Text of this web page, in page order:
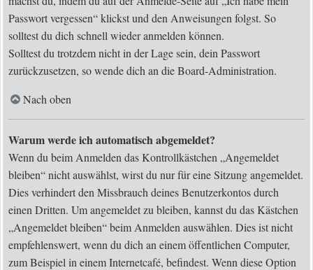
Passwort vergessen“ klickst und den Anweisungen folgst. So
solltest du dich schnell wieder anmelden können.
Solltest du trotzdem nicht in der Lage sein, dein Passwort
zurückzusetzen, so wende dich an die Board-Administration.
Nach oben
Warum werde ich automatisch abgemeldet?
Wenn du beim Anmelden das Kontrollkästchen „Angemeldet
bleiben“ nicht auswählst, wirst du nur für eine Sitzung angemeldet.
Dies verhindert den Missbrauch deines Benutzerkontos durch
einen Dritten. Um angemeldet zu bleiben, kannst du das Kästchen
„Angemeldet bleiben“ beim Anmelden auswählen. Dies ist nicht
empfehlenswert, wenn du dich an einem öffentlichen Computer,
zum Beispiel in einem Internetcafé, befindest. Wenn diese Option